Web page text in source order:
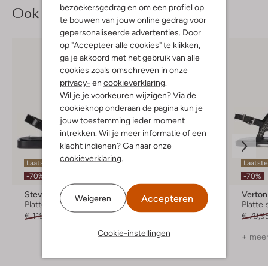
bezoekersgedrag en om een profiel op
te bouwen van jouw online gedrag voor
gepersonaliseerde advertenties. Door
op "Accepteer alle cookies" te klikken,
ga je akkoord met het gebruik van alle
cookies zoals omschreven in onze
privacy- en cookieverklaring.
Wil je je voorkeuren wijzigen? Via de
cookieknop onderaan de pagina kun je
jouw toestemming ieder moment
intrekken. Wil je meer informatie of een
klacht indienen? Ga naar onze
cookieverklaring.
Weigeren Accepteren
Cookie-instellingen
Ook iets voor jou?
Laatste items
-70%
Steve Madden
Platte sandalen
€ 119,99
€ 35,99
Inuovo
Sandalen
€ 79,95 € 39,99
+ meer kleuren
-70%
Verton
Platte
€
+